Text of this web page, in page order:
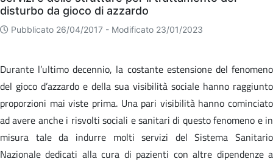
disturbo da gioco di azzardo
Pubblicato 26/04/2017 - Modificato 23/01/2023
Durante l’ultimo decennio, la costante estensione del fenomeno
del gioco d’azzardo e della sua visibilità sociale hanno raggiunto
proporzioni mai viste prima. Una pari visibilità hanno cominciato
ad avere anche i risvolti sociali e sanitari di questo fenomeno e in
misura tale da indurre molti servizi del Sistema Sanitario
Nazionale dedicati alla cura di pazienti con altre dipendenze a